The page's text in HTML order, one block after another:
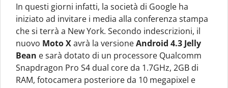
In questi giorni infatti, la società di Google ha
iniziato ad invitare i media alla conferenza stampa
che si terrà a New York. Secondo indescrizioni, il
nuovo Moto Xavrà la versioneAndroid 4.3 Jelly
Bean e sarà dotato di un processore Qualcomm
Snapdragon Pro S4 dual core da 1.7GHz, 2GB di
RAM, fotocamera posteriore da 10 megapixel e